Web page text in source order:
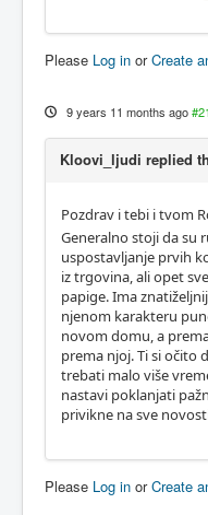
Please Log in orCreate
9 years 11 months ago
Kloovi_ljudi replied
Pozdrav i tebi i tvom
Generalno stoji da su
uspostavljanje prvih
iz trgovina, ali opet
papige. Ima
njenom karakteru
novom domu, a
prema njoj. Ti si očito
trebati malo više
nastavi poklanjati
privikne na sve
Please Log in orCreate